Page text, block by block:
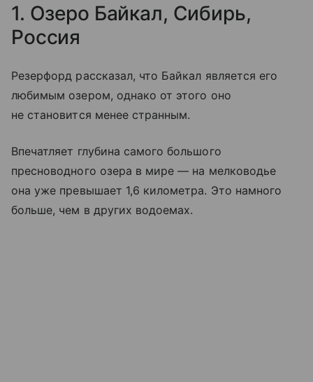
1. Озеро Байкал, Сибирь,
Россия
Резерфорд рассказал, что Байкал является его
любимым озером, однако от этого оно
не становится менее странным.
Впечатляет глубина самого большого
пресноводного озера в мире — на мелководье
она уже превышает 1,6 километра. Это намного
больше, чем в других водоемах.